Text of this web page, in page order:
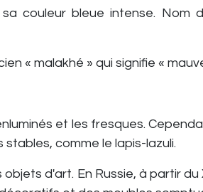
couleur bleue intense. Nom
« malakhé » qui signifie «
et les fresques.
comme le lapis-lazuli.
d'art. En Russie, à partir du